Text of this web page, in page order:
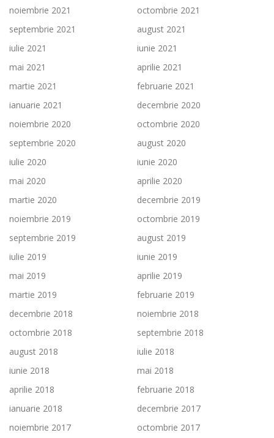
noiembrie 2021
octombrie 2021
septembrie 2021
august 2021
iulie 2021
iunie 2021
mai 2021
aprilie 2021
martie 2021
februarie 2021
ianuarie 2021
decembrie 2020
noiembrie 2020
octombrie 2020
septembrie 2020
august 2020
iulie 2020
iunie 2020
mai 2020
aprilie 2020
martie 2020
decembrie 2019
noiembrie 2019
octombrie 2019
septembrie 2019
august 2019
iulie 2019
iunie 2019
mai 2019
aprilie 2019
martie 2019
februarie 2019
decembrie 2018
noiembrie 2018
octombrie 2018
septembrie 2018
august 2018
iulie 2018
iunie 2018
mai 2018
aprilie 2018
februarie 2018
ianuarie 2018
decembrie 2017
noiembrie 2017
octombrie 2017